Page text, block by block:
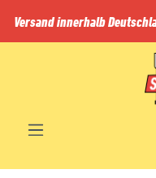
springen
Versand innerhalb